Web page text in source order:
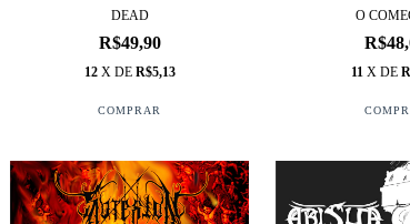
DEAD
R$49,90
12 X DE R$5,13
O
11 X DE